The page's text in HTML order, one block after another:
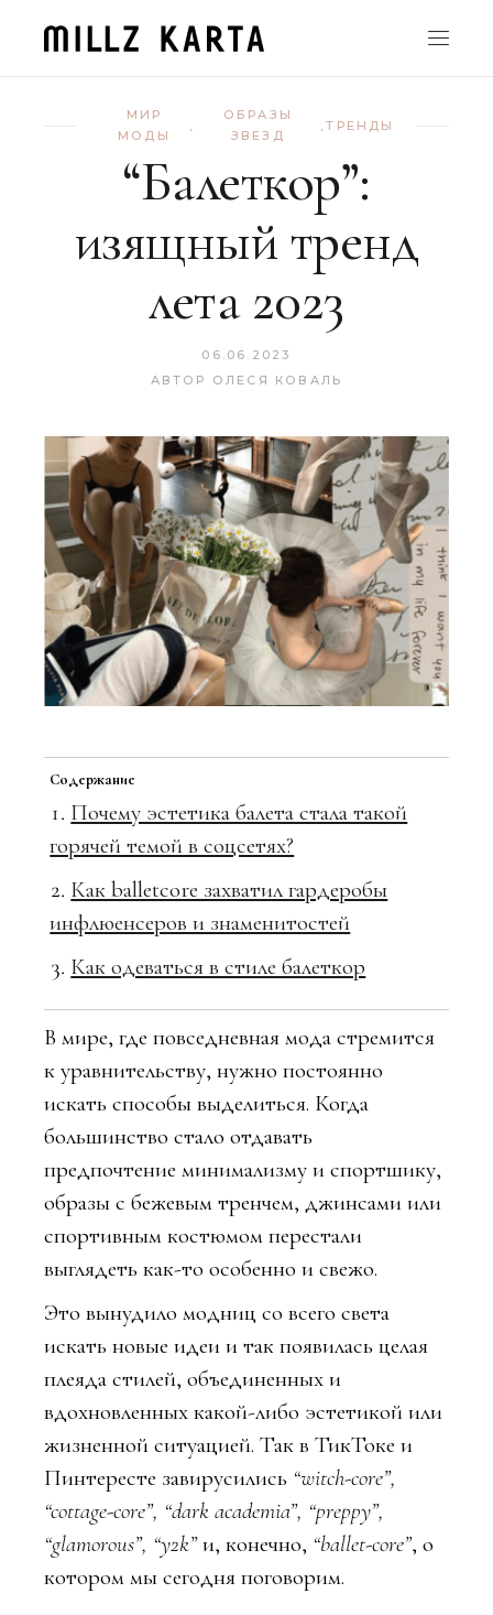
МИР
МОДЫ
ОБРАЗЫ
ЗВЕЗД
,ТРЕНДЫ
“Балеткор”:
изящный тренд
лета 2023
06.06.2023
АВТОР
ОЛЕСЯ КОВАЛЬ
Содержание
Почему эстетика балета стала такой
горячей темой в соцсетях?
Как balletcore захватил гардеробы
инфлюенсеров и знаменитостей
Как одеваться в стиле балеткор
В мире, где повседневная мода стремится
к уравнительству, нужно постоянно
искать способы выделиться. Когда
большинство стало отдавать
предпочтение минимализму и спортшику,
образы с бежевым тренчем, джинсами или
спортивным костюмом перестали
выглядеть как-то особенно и свежо.
Это вынудило модниц со всего света
искать новые идеи и так появилась целая
плеяда стилей, объединенных и
вдохновленных какой-либо эстетикой или
жизненной ситуацией. Так в ТикТоке и
Пинтересте завирусились “witch-core”,
“cottage-core”, “dark academia”, “preppy”,
“glamorous”, “y2k”и, конечно, “ballet-core”, о
котором мы сегодня поговорим.